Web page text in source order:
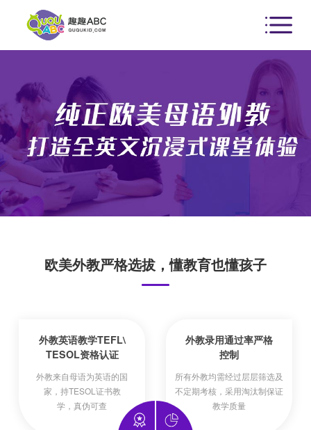
欧美外教严格选拔，懂教育也懂孩子
外教英语教学TEFL\
TESOL资格认证
外教来自母语为英语的国
家，持TESOL证书教
学，真伪可查
外教录用通过率严格
控制
所有外教均需经过层层筛选及
不定期考核，采用淘汰制保证
教学质量